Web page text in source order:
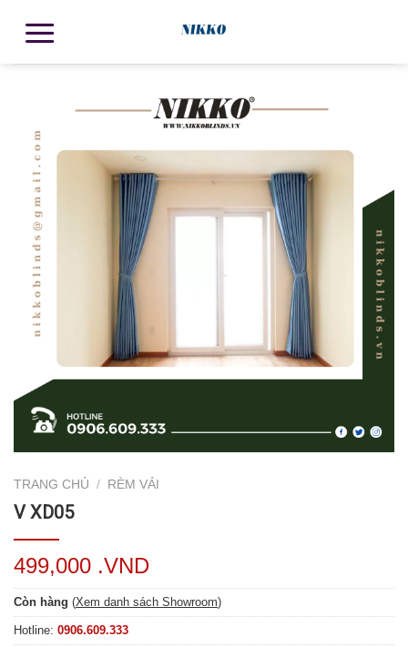
TRANG CHỦ / RÈM VẢI
V XD05
499,000 .VND
Còn hàng (Xem danh sách Showroom)
Hotline: 0906.609.333